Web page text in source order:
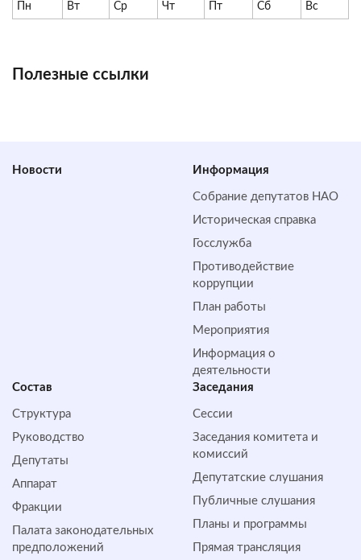
Пн Вт Ср Чт Пт Сб Вс
Полезные ссылки
Новости Информация
Собрание депутатов НАО
Историческая справка
Госслужба
Противодействие
коррупции
План работы
Мероприятия
Информация о
деятельности
Состав
Структура
Руководство
Депутаты
Аппарат
Фракции
Палата законодательных
предположений
Заседания
Сессии
Заседания комитета и
комиссий
Депутатские слушания
Публичные слушания
Планы и программы
Прямая трансляция